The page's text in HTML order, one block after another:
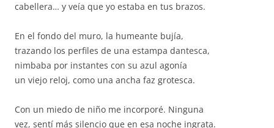
cabellera… y veía que yo estaba en tus brazos.
En el fondo del muro, la humeante bujía,
trazando los perfiles de una estampa dantesca,
nimbaba por instantes con su azul agonía
un viejo reloj, como una ancha faz grotesca.
Con un miedo de niño me incorporé. Ninguna
vez, sentí más silencio que en esa noche ingrata.